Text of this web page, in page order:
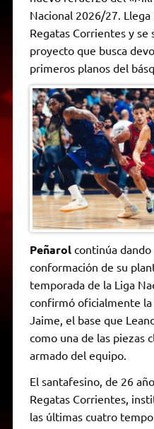
A
p
p
a
m
e
r
o
o
k
n
g
e
i
n
k
Nacional 2026/27.
Regatas Corrientes y se
proyecto que busca
primeros planos del
Peñarol continúa
conformación de su
temporada de la Liga
confirmó oficialmente
Jaime, el base que
como una de las piezas
armado del equipo.
El santafesino, de 26
Regatas Corrientes,
las últimas cuatro